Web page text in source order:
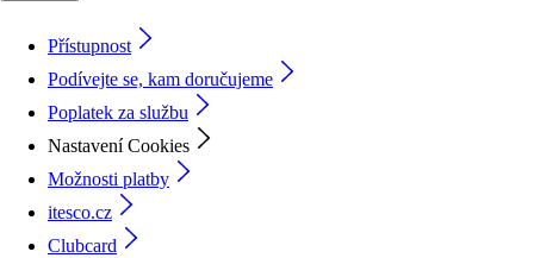
Přístupnost
Podívejte se, kam doručujeme
Poplatek za službu
Nastavení Cookies
Možnosti platby
itesco.cz
Clubcard